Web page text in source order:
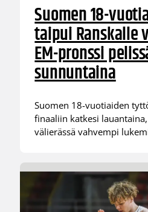
Suomen 18-
taipui Ranskalle
EM-pronssi
sunnuntaina
Suomen 18-vuotiaiden
finaaliin katkesi
välierässä vahvempi